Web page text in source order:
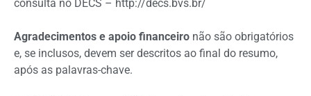
consulta no DECS – http://decs.bvs.br/
Agradecimentos e apoio financeiro não são obrigatórios
e, se inclusos, devem ser descritos ao final do resumo,
após as palavras-chave.